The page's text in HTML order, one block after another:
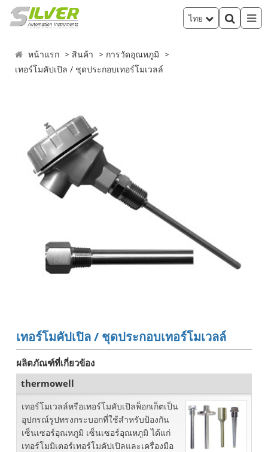
ไทย
หน้าแรก สินค้า
การวัดอุณหภูมิ
เทอร์โมคัปเปิล / ชุดประกอบเทอร์โมเวลล์
เทอร์โมคัปเปิล / ชุดประกอบเทอร์โมเวลล์
ผลิตภัณฑ์ที่เกี่ยวข้อง
thermowell
เทอร์โมเวลล์หรือเทอร์โมคับเปิลพ็อกเก็ตเป็น
อุปกรณ์รูปทรงกระบอกที่ใช้สำหรับป้องกัน
เซ็นเซอร์อุณหภูมิ เซ็นเซอร์อุณหภูมิ ได้แก่
เทอร์โมมิเตอร์เทอร์โมคัปเปิลและเครื่องมือ